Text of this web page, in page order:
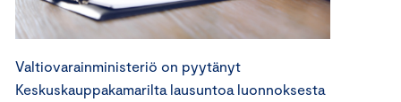
Valtiovarainministeriö on pyytänyt
Keskuskauppakamarilta lausuntoa luonnoksesta